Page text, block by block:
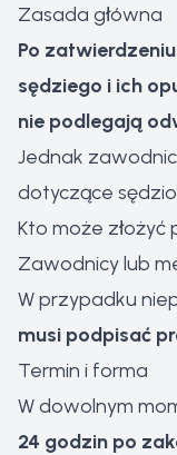
Zasada główna
Po
sędziego i ich
nie podlegają
Jednak
dotyczące
Kto może złożyć
Zawodnicy lub
W przypadku
musi podpisać
Termin i forma
W dowolnym
24 godzin po